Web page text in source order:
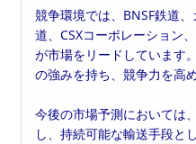
競争環境では、BNSF鉄道
道、CSXコーポレーション
が市場をリードしています
の強みを持ち、競争力を高
今後の市場予測においては
し、持続可能な輸送手段と